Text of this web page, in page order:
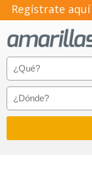
Regístrate